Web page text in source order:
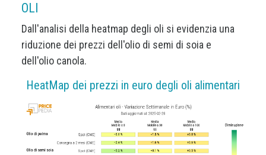
OLI
Dall'analisi della heatmap degli oli si evidenzia una
riduzione dei prezzi dell'olio di semi di soia e
dell'olio canola.
HeatMap dei prezzi in euro degli oli alimentari